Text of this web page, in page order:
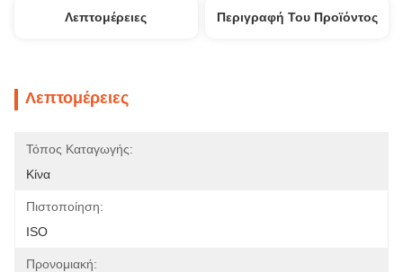
Λεπτομέρειες Περιγραφή Του Προϊόντος
Λεπτομέρειες
Τόπος Καταγωγής:
Κίνα
Πιστοποίηση:
ISO
Προνομιακή: